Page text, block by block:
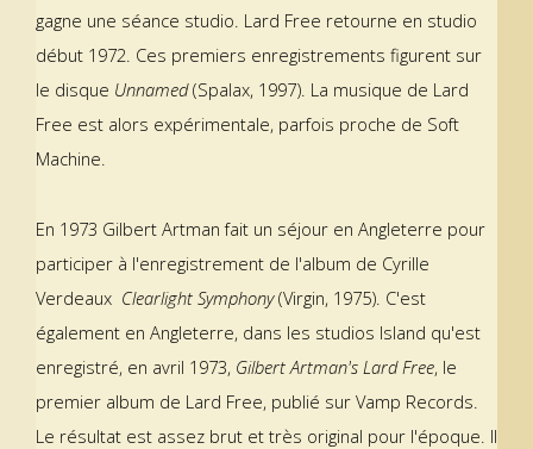
gagne une séance studio. Lard Free retourne en studio
début 1972. Ces premiers enregistrements figurent sur
le disque Unnamed(Spalax, 1997). La musique de Lard
Free est alors expérimentale, parfois proche de Soft
Machine.
En 1973 Gilbert Artman fait un séjour en Angleterre pour
participer à l'enregistrement de l'album de Cyrille
Verdeaux Clearlight Symphony(Virgin, 1975). C'est
également en Angleterre, dans les studios Island qu'est
enregistré, en avril 1973, Gilbert Artman's Lard Free, le
premier album de Lard Free, publié sur Vamp Records.
Le résultat est assez brut et très original pour l'époque. Il